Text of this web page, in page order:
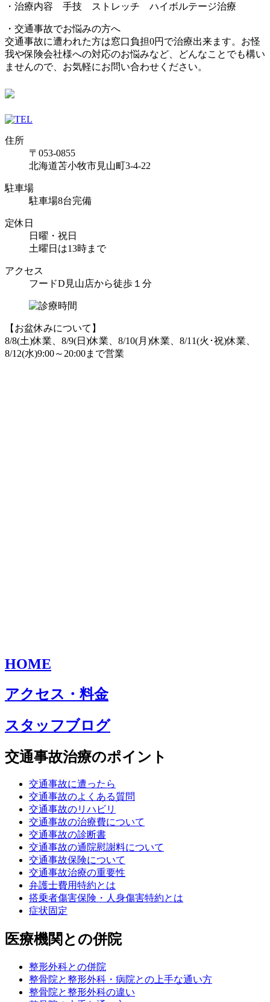
・治療内容 手技 ストレッチ ハイボルテージ治療
・交通事故でお悩みの方へ
交通事故に遭われた方は窓口負担0円で治療出来ます。お怪
我や保険会社様への対応のお悩みなど、どんなことでも構い
ませんので、お気軽にお問い合わせください。
住所
〒053-0855
北海道苫小牧市見山町3-4-22
駐車場
駐車場8台完備
定休日
日曜・祝日
土曜日は13時まで
アクセス
フードD見山店から徒歩１分
【お盆休みについて】
8/8(土)休業、8/9(日)休業、8/10(月)休業、8/11(火･祝)休業、
8/12(水)9:00～20:00まで営業
HOME
アクセス・料金
スタッフブログ
交通事故治療のポイント
交通事故に遭ったら
交通事故のよくある質問
交通事故のリハビリ
交通事故の治療費について
交通事故の診断書
交通事故の通院慰謝料について
交通事故保険について
交通事故治療の重要性
弁護士費用特約とは
搭乗者傷害保険・人身傷害特約とは
症状固定
医療機関との併院
整形外科との併院
整骨院と整形外科・病院との上手な通い方
整骨院と整形外科の違い